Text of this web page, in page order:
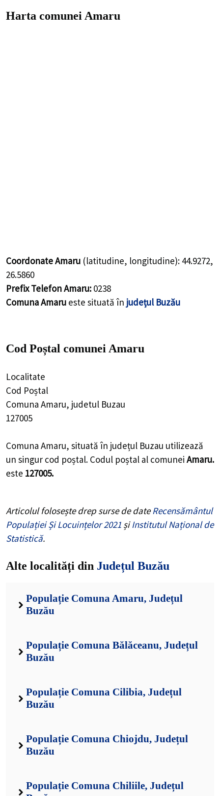
Harta comunei Amaru
Coordonate Amaru (latitudine, longitudine): 44.9272,
26.5860
Prefix Telefon Amaru: 0238
Comuna Amaru este situată în județul Buzău
Cod Poștal comunei Amaru
Localitate
Cod Poștal
Comuna Amaru, judetul Buzau
127005
Comuna Amaru, situată în județul Buzau utilizează
un singur cod poștal. Codul poștal al comunei Amaru.
este 127005.
Articolul folosește drep surse de dateRecensământul
Populației Și Locuințelor 2021 șiInstitutul Național de
Statistică.
Alte localități din Județul Buzău
Populație Comuna Amaru, Județul
Buzău
Populație Comuna Bălăceanu, Județul
Buzău
Populație Comuna Cilibia, Județul
Buzău
Populație Comuna Chiojdu, Județul
Buzău
Populație Comuna Chiliile, Județul